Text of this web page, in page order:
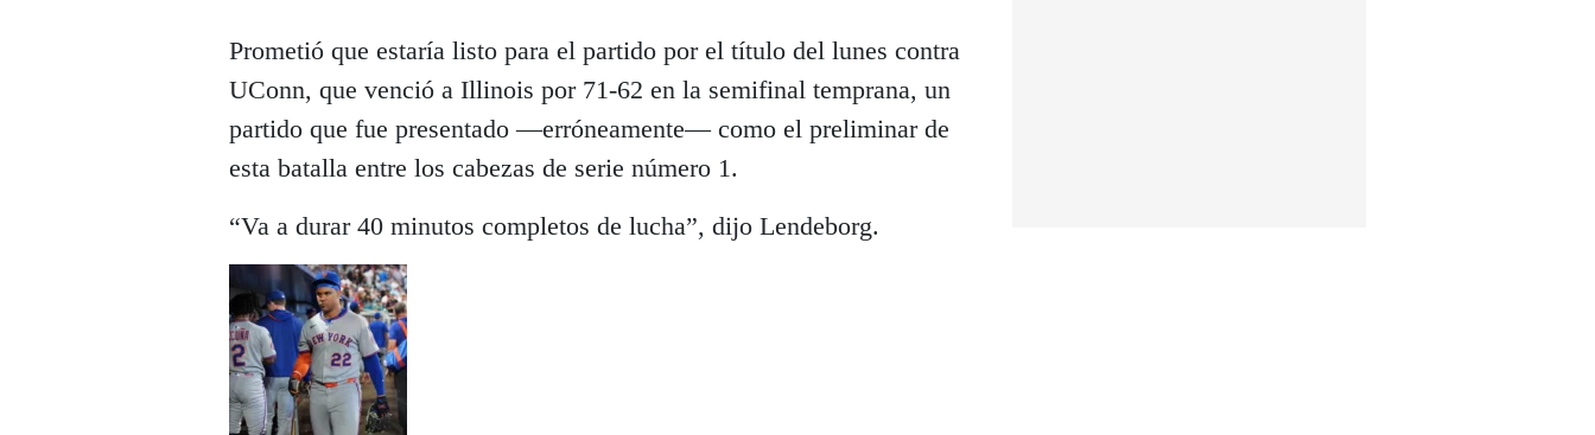
Prometió que estaría listo para el partido por el título del lunes contra
UConn, que venció a Illinois por 71-62 en la semifinal temprana, un
partido que fue presentado —erróneamente— como el preliminar de
esta batalla entre los cabezas de serie número 1.
“Va a durar 40 minutos completos de lucha”, dijo Lendeborg.